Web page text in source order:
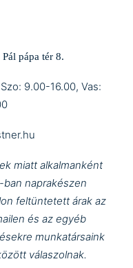
pápa tér 8.
9.00-16.00, Vas:
miatt alkalmanként
naprakészen
feltüntetett árak az
és az egyéb
munkatársaink
válaszolnak.